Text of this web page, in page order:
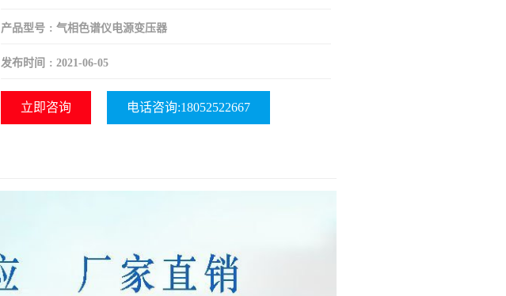
产品型号 : 气相色谱仪电源变压器
发布时间 : 2021-06-05
立即咨询 电话咨询:18052522667